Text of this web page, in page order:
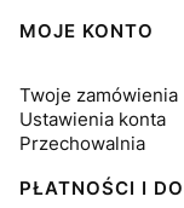
MOJE KONTO
Twoje zamówienia
Ustawienia konta
Przechowalnia
PŁATNOŚCI I